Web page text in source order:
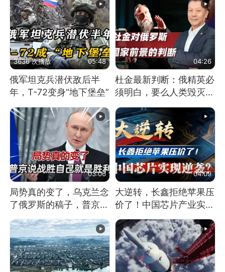
3636 次播放 05:48
俄军坦克兵潜伏敌后半
年，T-72变身“地下堡垒”
04:26
杜金最新判断：俄精英必
须明白，要么人类毁灭，
03:06
局势真的变了，乌克兰念
了俄罗斯的稿子，普京说
战胜自己就是胜利
04:09
大逆转，长鑫拒绝苹果压
价了！中国芯片产业实现
怎样的逆袭？